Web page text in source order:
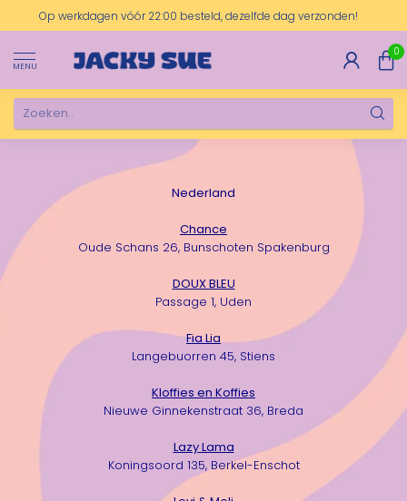
Op werkdagen vóór 22:00 besteld, dezelfde dag verzonden!
MENU
0
Nederland
Chance
Oude Schans 26, Bunschoten Spakenburg
DOUX BLEU
Passage 1, Uden
Fia Lia
Langebuorren 45, Stiens
Kloffies en Koffies
Nieuwe Ginnekenstraat 36, Breda
Lazy Lama
Koningsoord 135, Berkel-Enschot